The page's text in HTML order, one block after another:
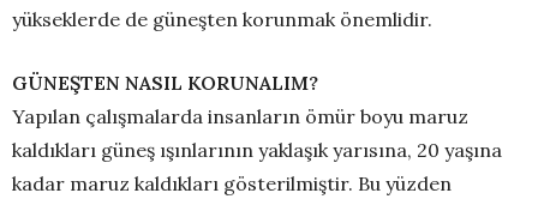
yükseklerde de güneşten korunmak önemlidir.
GÜNEŞTEN NASIL KORUNALIM?
Yapılan çalışmalarda insanların ömür boyu maruz
kaldıkları güneş ışınlarının yaklaşık yarısına, 20 yaşına
kadar maruz kaldıkları gösterilmiştir. Bu yüzden